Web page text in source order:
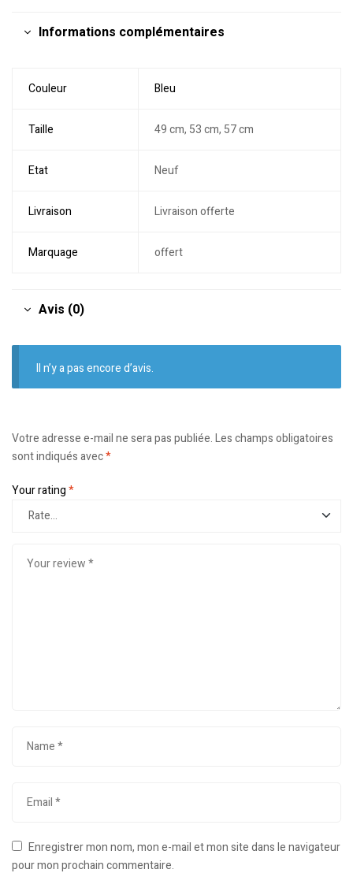
Informations complémentaires
Couleur Bleu
Taille 49 cm, 53 cm, 57 cm
Etat Neuf
Livraison Livraison offerte
Marquage offert
Avis (0)
Il n’y a pas encore d’avis.
Votre adresse e-mail ne sera pas publiée.Les champs obligatoires
sont indiqués avec*
Your rating*
Enregistrer mon nom, mon e-mail et mon site dans le navigateur
pour mon prochain commentaire.